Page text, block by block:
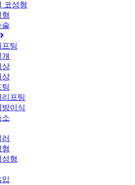
코성형
술
프팅
상
상
프팅
이식
소
성형